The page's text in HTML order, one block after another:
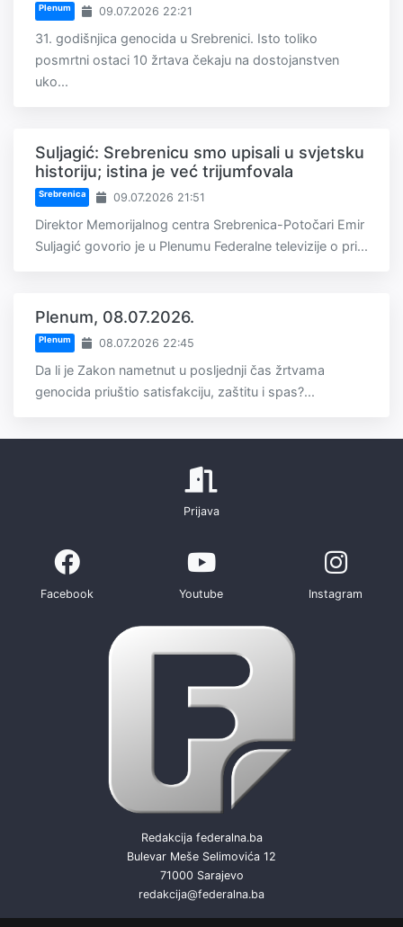
Plenum 09.07.2026 22:21
31. godišnjica genocida u Srebrenici. Isto toliko
posmrtni ostaci 10 žrtava čekaju na dostojanstven
uko...
Suljagić: Srebrenicu smo upisali u svjetsku
historiju; istina je već trijumfovala
Srebrenica 09.07.2026 21:51
Direktor Memorijalnog centra Srebrenica-Potočari Emir
Suljagić govorio je u Plenumu Federalne televizije o pri...
Plenum, 08.07.2026.
Plenum 08.07.2026 22:45
Da li je Zakon nametnut u posljednji čas žrtvama
genocida priuštio satisfakciju, zaštitu i spas?...
Prijava
Facebook Youtube Instagram
Redakcija federalna.ba
Bulevar Meše Selimovića 12
71000 Sarajevo
redakcija@federalna.ba